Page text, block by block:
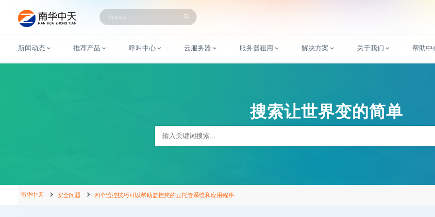
新闻动态 推荐产品 呼叫中心 云服务器 服务器租用 解决方案 关于我们 帮助中
搜索让世界变的简单
南华中天 安全问题 四个监控技巧可以帮助监控您的云托管系统和应用程序